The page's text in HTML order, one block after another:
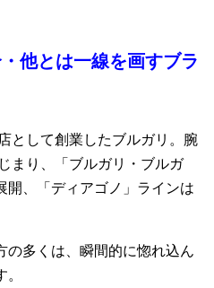
他とは一線を画すブラ
として創業したブルガリ。腕
まり、「ブルガリ・ブルガ
開、「ディアゴノ」ラインは
の多くは、瞬間的に惚れ込ん